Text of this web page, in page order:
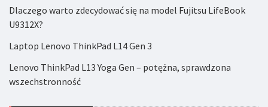
Dlaczego warto zdecydować się na model Fujitsu LifeBook
U9312X?
Laptop Lenovo ThinkPad L14 Gen 3
Lenovo ThinkPad L13 Yoga Gen – potężna, sprawdzona
wszechstronność